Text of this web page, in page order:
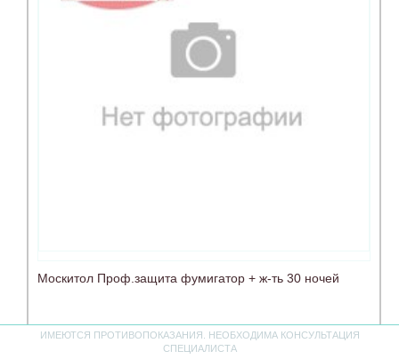
Москитол Проф.защита фумигатор + ж-ть 30 ночей
нет в наличии
ИМЕЮТСЯ ПРОТИВОПОКАЗАНИЯ. НЕОБХОДИМА КОНСУЛЬТАЦИЯ
СПЕЦИАЛИСТА